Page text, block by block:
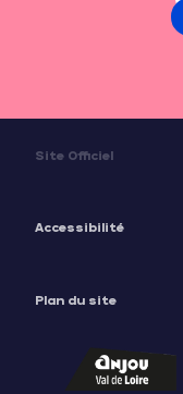
Site Officiel
Accessibilité
Plan du site